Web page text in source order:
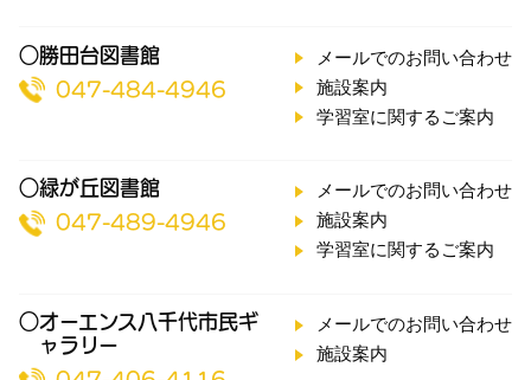
○勝田台図書館
047-484-4946
メールでのお問い合わせ
施設案内
学習室に関するご案内
○緑が丘図書館
047-489-4946
メールでのお問い合わせ
施設案内
学習室に関するご案内
○オーエンス八千代市民ギ
ャラリー
メールでのお問い合わせ
施設案内